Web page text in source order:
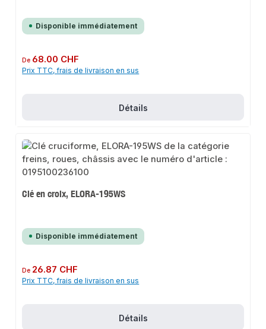
Disponible immédiatement
Prix régulier :
De 68.00 CHF
Prix TTC, frais de livraison en sus
Détails
Clé en croix, ELORA-195WS
Disponible immédiatement
Prix régulier :
De 26.87 CHF
Prix TTC, frais de livraison en sus
Détails